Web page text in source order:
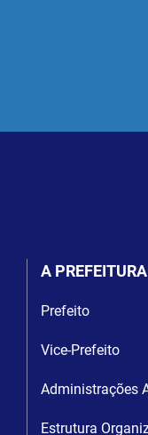
A PREFEITURA
Prefeito
Vice-Prefeito
Administrações
Estrutura